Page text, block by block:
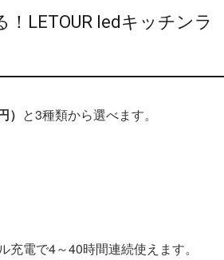
LETOUR ledキッチンラ
と3種類から選べます。
電で4～40時間連続使えます。